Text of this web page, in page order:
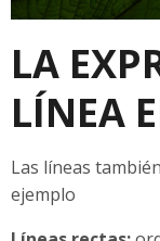
LA
LÍNEA
Las líneas
ejemplo